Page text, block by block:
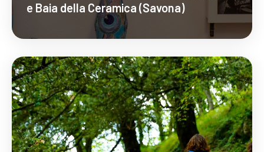
e Baia della Ceramica (Savona)
Scopri Di Più